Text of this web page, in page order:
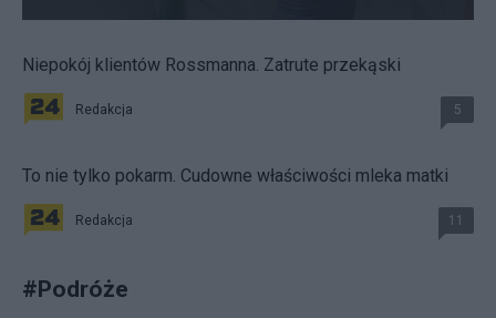
Niepokój klientów Rossmanna. Zatrute przekąski
Redakcja 5
To nie tylko pokarm. Cudowne właściwości mleka matki
Redakcja 11
#Podróże